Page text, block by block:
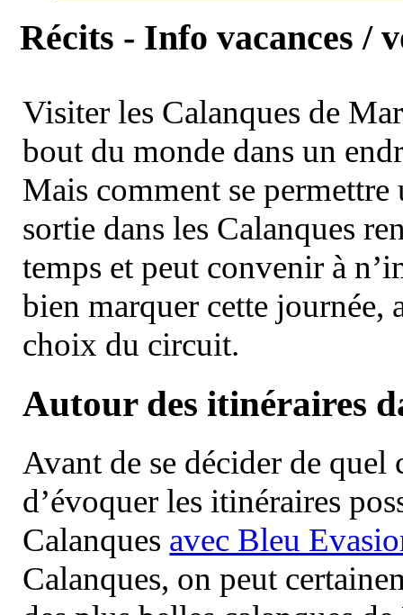
Récits - Info vacances /
Visiter les Calanques de
bout du monde dans un
Mais comment se permettre
sortie dans les Calanques
temps et peut convenir à
bien marquer cette journée,
choix du circuit.
Autour des itinéraires
Avant de se décider de
d’évoquer les itinéraires
Calanques avec Bleu
Calanques, on peut